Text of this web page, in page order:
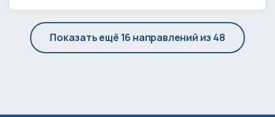
Показать ещё 16 направлений из 48